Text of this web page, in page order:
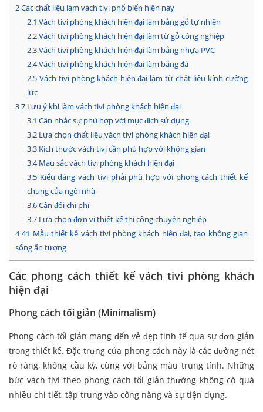
2Các chất liệu làm vách tivi phổ biến hiện nay
2.1 Vách tivi phòng khách hiện đại làm bằng gỗ tự nhiên
2.2Vách tivi phòng khách hiện đại làm từ gỗ công nghiệp
2.3Vách tivi phòng khách hiện đại làm bằng nhựa PVC
2.4Vách tivi phòng khách hiện đại làm bằng đá
2.5Vách tivi phòng khách hiện đại làm từ chất liệu kính cường
lực
37 Lưu ý khi làm vách tivi phòng khách hiện đại
3.1 Cân nhắc sự phù hợp với mục đích sử dụng
3.2Lựa chọn chất liệu vách tivi phòng khách hiện đại
3.3Kích thước vách tivi cần phù hợp với không gian
3.4Màu sắc vách tivi phòng khách hiện đại
3.5Kiểu dáng vách tivi phải phù hợp với phong cách thiết kế
chung của ngôi nhà
3.6Cân đối chi phí
3.7Lựa chọn đơn vị thiết kế thi công chuyên nghiệp
441 Mẫu thiết kế vách tivi phòng khách hiện đại, tạo không gian
sống ấn tượng
Các phong cách thiết kế vách tivi phòng khách
hiện đại
Phong cách tối giản (Minimalism)
Phong cách tối giản mang đến vẻ đẹp tinh tế qua sự đơn giản
trong thiết kế. Đặc trưng của phong cách này là các đường nét
rõ ràng, không cầu kỳ, cùng với bảng màu trung tính. Những
bức vách tivi theo phong cách tối giản thường không có quá
nhiều chi tiết, tập trung vào công năng và sự tiện dụng.